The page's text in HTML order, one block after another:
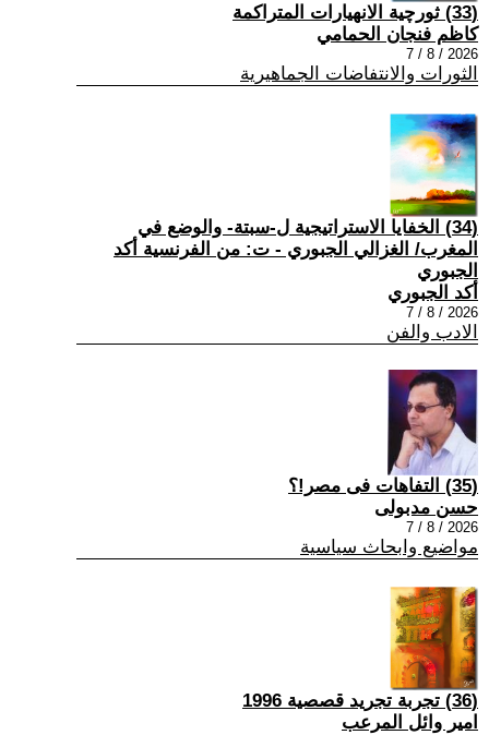
(33) ثورچية الانهيارات المتراكمة
كاظم فنجان الحمامي
2026 / 8 / 7
الثورات والانتفاضات الجماهيرية
(34) الخفايا الاستراتيجية ل-سبتة- والوضع في
المغرب/ الغزالي الجبوري - ت: من الفرنسية أكد
الجبوري
أكد الجبوري
2026 / 8 / 7
الادب والفن
(35) التفاهات فى مصر!؟
حسن مدبولى
2026 / 8 / 7
مواضيع وابحاث سياسية
(36) تجربة تجريد قصصية 1996
امير وائل المرعب